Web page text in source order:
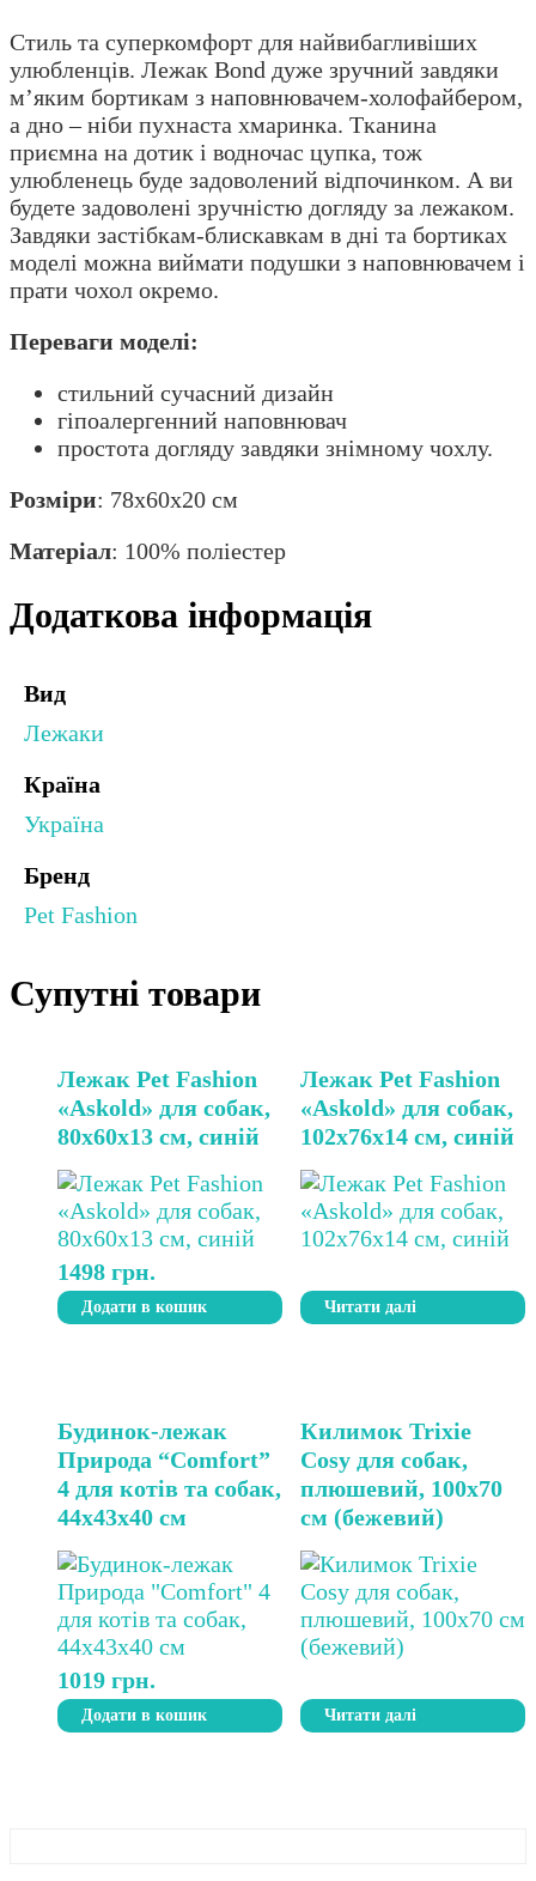
Стиль та суперкомфорт для найвибагливіших
улюбленців. Лежак Bond дуже зручний завдяки
м’яким бортикам з наповнювачем-холофайбером,
а дно – ніби пухнаста хмаринка. Тканина
приємна на дотик і водночас цупка, тож
улюбленець буде задоволений відпочинком. А ви
будете задоволені зручністю догляду за лежаком.
Завдяки застібкам-блискавкам в дні та бортиках
моделі можна виймати подушки з наповнювачем і
прати чохол окремо.
Переваги моделі:
стильний сучасний дизайн
гіпоалергенний наповнювач
простота догляду завдяки знімному чохлу.
Розміри: 78х60х20 см
Матеріал: 100% поліестер
Додаткова інформація
Вид
Лежаки
Країна
Україна
Бренд
Pet Fashion
Супутні товари
Лежак Pet Fashion
«Askold» для собак,
80x60x13 см, синій
1498 грн.
Додати в кошик
Лежак Pet Fashion
«Askold» для собак,
102x76x14 см, синій
Читати далі
Будинок-лежак
Природа “Comfort”
4 для котів та собак,
44х43х40 см
1019 грн.
Додати в кошик
Килимок Trixie
Cosy для собак,
плюшевий, 100х70
см (бежевий)
Читати далі